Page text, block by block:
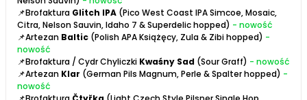
📌Brofaktura Glitch IPA (Pico West Coast IPA Simcoe, Mosaic,
Citra, Nelson Sauvin, Idaho 7 & Superdelic hopped) - nowość
📌Artezan Baltic (Polish APA Książęcy, Zula & Zibi hopped) -
nowość
📌Brofaktura / Cydr Chyliczki Kwaśny Sad (Sour Graff) - nowość
📌Artezan Klar (German Pils Magnum, Perle & Spalter hopped) -
nowość